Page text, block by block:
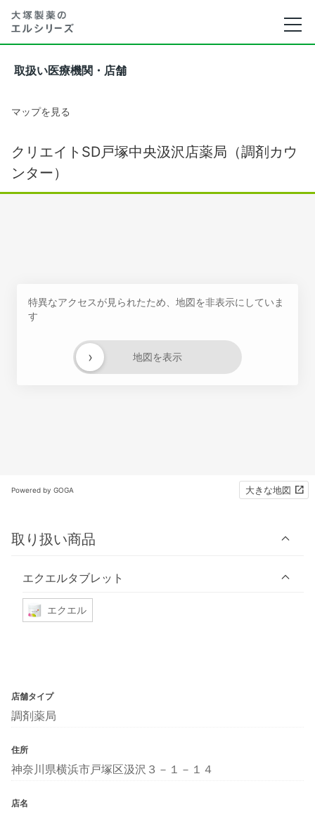
取扱い医療機関・店舗
マップを見る
クリエイトSD戸塚中央汲沢店薬局（調剤カウ
ンター）
特異なアクセスが見られたため、地図を非表示にしていま
す
地図を表示
›
Powered by GOGA 大きな地図
取り扱い商品
エクエルタブレット
エクエル
店舗タイプ
調剤薬局
住所
神奈川県横浜市戸塚区汲沢３－１－１４
店名